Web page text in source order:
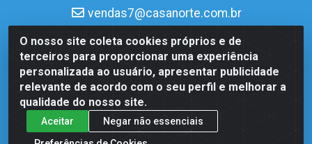
O nosso site coleta cookies próprios e de
terceiros para proporcionar uma experiência
personalizada ao usuário, apresentar publicidade
relevante de acordo com o seu perfil e melhorar a
qualidade do nosso site.
Aceitar
Negar não essenciais
vendas7@casanorte.com.br
Casa Norte LTDA - Av. Interventor Mário Câmara, 1815 -
Dix-Sept Rosado, Natal/RN - CEP 59054-600 - CNPJ
08.713.513/0001-51